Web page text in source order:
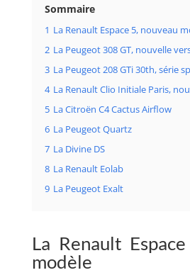
Sommaire
1 La Renault Espace 5, nouveau
2 La Peugeot 308 GT, nouvelle
3 La Peugeot 208 GTi 30th, série
4 La Renault Clio Initiale Paris,
5 La Citroën C4 Cactus Airflow
6 La Peugeot Quartz
7 La Divine DS
8 La Renault Eolab
9 La Peugeot Exalt
La Renault
modèle